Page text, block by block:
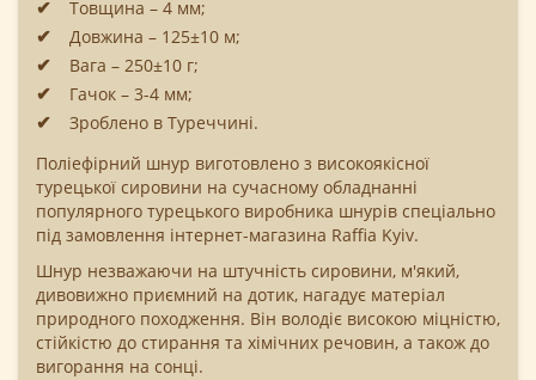
Товщина – 4 мм;
Довжина – 125±10 м;
Вага – 250±10 г;
Гачок – 3-4 мм;
Зроблено в Туреччині.
Поліефірний шнур виготовлено з високоякісної
турецької сировини на сучасному обладнанні
популярного турецького виробника шнурів спеціально
під замовлення інтернет-магазина Raffia Kyiv.
Шнур незважаючи на штучність сировини, м'який,
дивовижно приємний на дотик, нагадує матеріал
природного походження. Він володіє високою міцністю,
стійкістю до стирання та хімічних речовин, а також до
вигорання на сонці.